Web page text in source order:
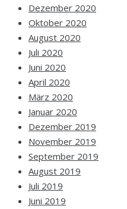
Dezember 2020
Oktober 2020
August 2020
Juli 2020
Juni 2020
April 2020
März 2020
Januar 2020
Dezember 2019
November 2019
September 2019
August 2019
Juli 2019
Juni 2019